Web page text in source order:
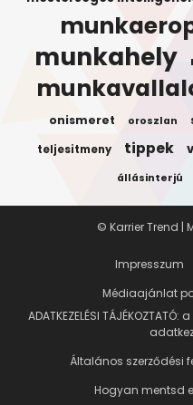
munkahely
onismeret oroszlan
teljesitmeny tippek
állásinterjú
Impresszum
Médiaajánlat
ADATKEZELÉSI
Általános szerződési
Hogyan mentsd
© Karrier Trend |